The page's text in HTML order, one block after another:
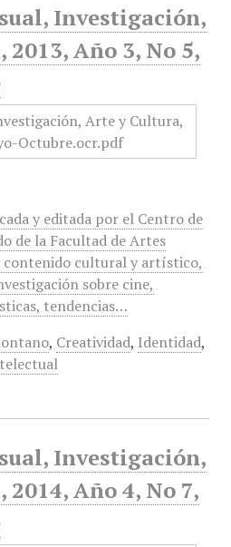
Investigación,
Año 3, No 5,
y editada por el Centro de
de la Facultad de Artes
contenido cultural y artístico,
sobre cine,
tendencias…
, Creatividad, Identidad,
Investigación,
Año 4, No 7,